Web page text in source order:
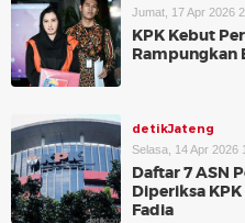
Jumat, 17 Apr 2026
KPK Kebut
Rampungkan
detikJateng
Selasa, 14 Apr 2026
Daftar 7 ASN
Diperiksa
Fadia